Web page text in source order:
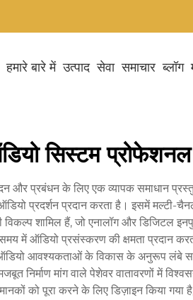
हमारे बारे में उत्पाद सेवा समाचार ब्लॉग
सिस्टम प्रोफेशनल
और प्रबंधन के लिए एक व्यापक समाधान
प्रदर्शन प्रदान करता है। इसमें मल्टी-
शामिल हैं, जो एनालॉग और डिजिटल
में ऑडियो प्रसंस्करण की क्षमता प्रदान
आवश्यकताओं के विकास के अनुरूप लंबे
मांग वाले पेशेवर वातावरणों में
को पूरा करने के लिए डिज़ाइन किया गया